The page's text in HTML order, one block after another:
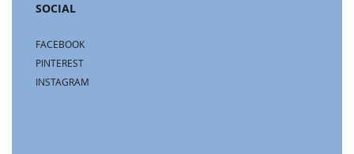
SOCIAL
FACEBOOK
PINTEREST
INSTAGRAM